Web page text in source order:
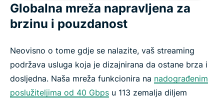
Globalna mreža napravljena za
brzinu i pouzdanost
Neovisno o tome gdje se nalazite, vaš streaming
podržava usluga koja je dizajnirana da ostane brza i
dosljedna. Naša mreža funkcionira na nadograđenim
poslužiteljima od 40 Gbps u 113 zemalja diljem